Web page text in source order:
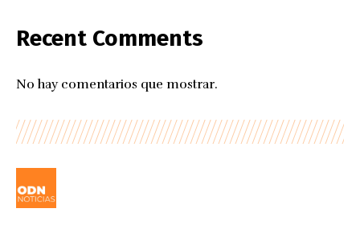
Recent Comments
No hay comentarios que mostrar.